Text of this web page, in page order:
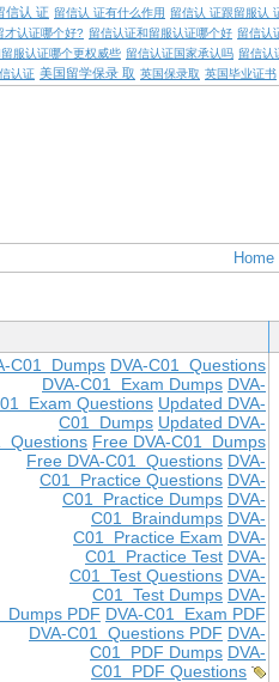
信认 证 留信认 证有什么作用 留信认 证跟留服认
才认证哪个好? 留信认证和留服认证哪个好 留信认
服认证哪个更权威些 留信认证国家承认吗 留信认
认证 美国留学保录 取 英国保录取 英国毕业证书
Home
C01 Dumps DVA-C01 Questions
DVA-C01 Exam Dumps DVA-
Exam Questions Updated DVA-
C01 Dumps Updated DVA-
Questions Free DVA-C01 Dumps
Free DVA-C01 Questions DVA-
C01 Practice Questions DVA-
C01 Practice Dumps DVA-
C01 Braindumps DVA-
C01 Practice Exam DVA-
C01 Practice Test DVA-
C01 Test Questions DVA-
C01 Test Dumps DVA-
Dumps PDF DVA-C01 Exam PDF
DVA-C01 Questions PDF DVA-
C01 PDF Dumps DVA-
C01 PDF Questions